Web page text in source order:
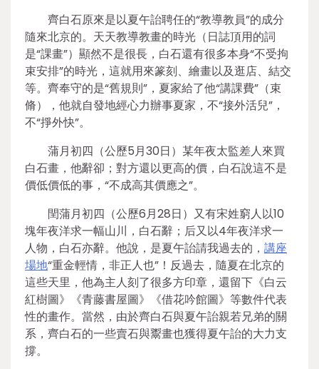
齊白石原來是以夏午詒聘任的“教導教員”的成分
隨來北京的。天天教導教畫的時光（日誌頂用的詞
是“課畫”）顯然不是很長，白石還有很多本身“不受拘
束安排”的時光，這就用來篆刻、繪畫以及逛店、結交
等。齊奉守的是“舊規則”，夏家給了他“講課費”（束
脩），他就自發地經心力辦事夏家，不“接外活兒”，
不“掙外快”。
蒲月初四（公歷5月30日）某年夜太監差人來買
白石畫，他辭卻；對方還以更高的價，白石說這不是
價低價低的事，“不成高其價應之”。
閏蒲月初四（公歷6月28日）又有宋姓窮人以10
塊年夜洋求一幅山川，白石辭；后又以4年夜洋求一
人物，白石亦辭。他說，是夏午詒請我過去的， 講座
場地“重金輕情，非正人也”！反過去，隨夏在北京的
這些天里，他為主人刻了很多方印章，還留下《白云
紅樹圖》《青藤書屋圖》《借花吟館圖》等數件代表
性的畫作。當然，由於齊白石與夏午詒親若兄弟的關
系，齊白石的一些賣石與鬻畫也獲得夏午詒的大力支
撐。